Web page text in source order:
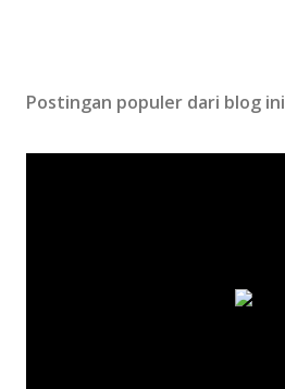
Postingan populer dari blog ini